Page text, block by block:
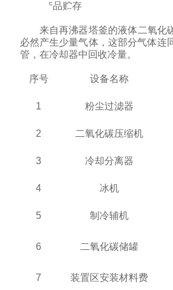
产品贮存
来自再沸器塔釜的液体二氧化
必然产生少量气体，这部分气体连
管，在冷却器中回收冷量。
序号 设备名称
1 粉尘过滤器
2 二氧化碳压缩机
3 冷却分离器
4 冰机
5 制冷辅机
6 二氧化碳储罐
7 装置区安装材料费